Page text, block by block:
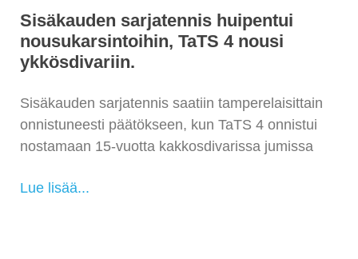
Sisäkauden sarjatennis huipentui
nousukarsintoihin, TaTS 4 nousi
ykkösdivariin.
Sisäkauden sarjatennis saatiin tamperelaisittain
onnistuneesti päätökseen, kun TaTS 4 onnistui
nostamaan 15-vuotta kakkosdivarissa jumissa
Lue lisää...